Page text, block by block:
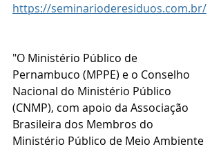
https://seminarioderesiduos.com.br/
"O Ministério Público de
Pernambuco (MPPE) e o Conselho
Nacional do Ministério Público
(CNMP), com apoio da Associação
Brasileira dos Membros do
Ministério Público de Meio Ambiente